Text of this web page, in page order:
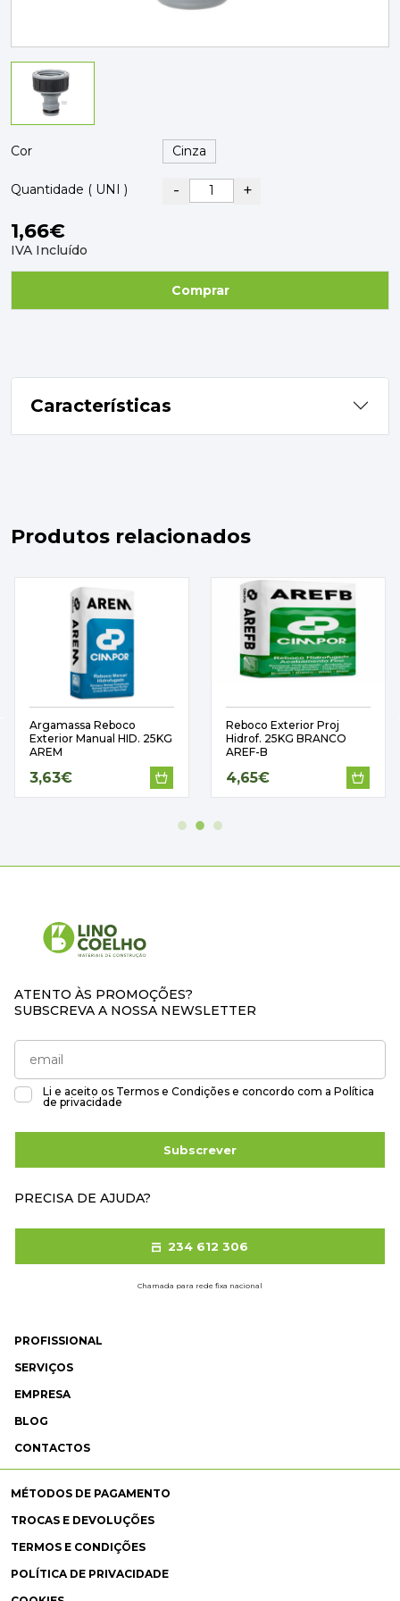
DYRUP
SKIL
Cor
Quantidade ( UNI ) - +
1,66€
IVA Incluído
Comprar
Características
Produtos relacionados
Argamassa Reboco
Exterior Manual HID. 25KG
AREM
3,63€
Reboco Exterior Proj
Hidrof. 25KG BRANCO
AREF-B
4,65€
PROFISSIONAL
SERVIÇOS
EMPRESA
BLOG
CONTACTOS
MÉTODOS DE PAGAMENTO
TROCAS E DEVOLUÇÕES
TERMOS E CONDIÇÕES
POLÍTICA DE PRIVACIDADE
ATENTO ÀS PROMOÇÕES?
SUBSCREVA A NOSSA NEWSLETTER
Li e aceito os Termos e Condições e concordo com a Política
de privacidade
Subscrever
PRECISA DE AJUDA?
234 612 306
Chamada para rede fixa nacional